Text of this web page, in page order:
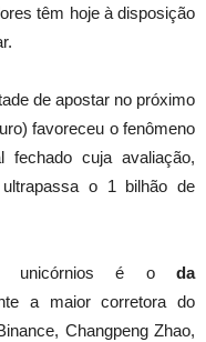
têm hoje à disposição
de apostar no próximo
favoreceu o fenômeno
cuja avaliação,
o 1 bilhão de
unicórnios é o da
a maior corretora do
Changpeng Zhao,